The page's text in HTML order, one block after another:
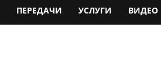
ПЕРЕДАЧИ УСЛУГИ ВИДЕО